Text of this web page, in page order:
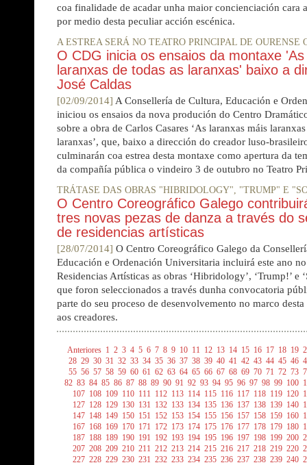
coa finalidade de acadar unha maior concienciación cara
por medio desta peculiar acción escénica.
A ESTREA SERÁ NO TEATRO PRINCIPAL DE OURENSE
O CDG inicia os ensaios da montaxe
laranxas de todas as laranxas' baixo a
José Caldas
[02/09/2014] A Consellería de Cultura, Educación e
iniciou os ensaios da nova produción do Centro
sobre a obra de Carlos Casares ‘As laranxas máis
laranxas’, que, baixo a dirección do creador luso-
culminarán coa estrea desta montaxe como apertura da
da compañía pública o vindeiro 3 de outubro no Teatro
TRÁTASE DAS OBRAS "HIBRIDOLOGY", "TRUMP" E
O Centro Coreográfico Galego
tres novas pezas de danza a través do
de residencias artísticas
[28/07/2014] O Centro Coreográfico Galego da
Educación e Ordenación Universitaria incluirá este ano
Residencias Artísticas as obras ‘Hibridology’, ‘Trump!’ e
que foron seleccionados a través dunha convocatoria
parte do seu proceso de desenvolvemento no marco
aos creadores.
Anteriores 1 2 3 4 5 6 7 8 9 10 11 12 13 14 15 16 17 18 19
28 29 30 31 32 33 34 35 36 37 38 39 40 41 42 43 44 45 46
55 56 57 58 59 60 61 62 63 64 65 66 67 68 69 70 71 72 73
82 83 84 85 86 87 88 89 90 91 92 93 94 95 96 97 98 99 100
107 108 109 110 111 112 113 114 115 116 117 118 119 120
127 128 129 130 131 132 133 134 135 136 137 138 139 140
147 148 149 150 151 152 153 154 155 156 157 158 159 160
167 168 169 170 171 172 173 174 175 176 177 178 179 180
187 188 189 190 191 192 193 194 195 196 197 198 199 200
207 208 209 210 211 212 213 214 215 216 217 218 219 220
227 228 229 230 231 232 233 234 235 236 237 238 239 240